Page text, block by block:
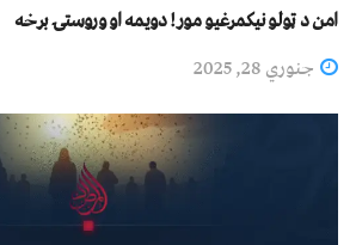
امن د ټولو نیکمرغیو مور! دویمه او وروستۍ برخه
جنوري 28, 2025